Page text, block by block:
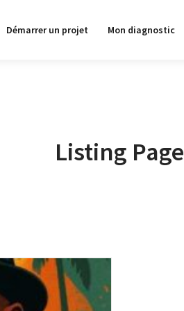
Démarrer un projet Mon diagnostic
Listing Page